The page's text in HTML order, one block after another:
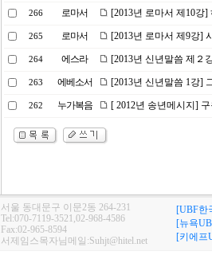
266 로마서 [2013년 로마서 제10강
265 로마서 [2013년 로마서 제9강]
264 에스라 [2013년 신년말씀 제２
263 에베소서 [2013년 신년말씀 1강]
262 누가복음 [ 2012년 송년메시지]
서울 동대문구 이문2동 264-231
Tel:070-7119-3521,02-968-4586
Fax:02-965-8594
서제임스목자님메일:Suhjt@hitel.net
[UBF한
[뉴욕
[키에프